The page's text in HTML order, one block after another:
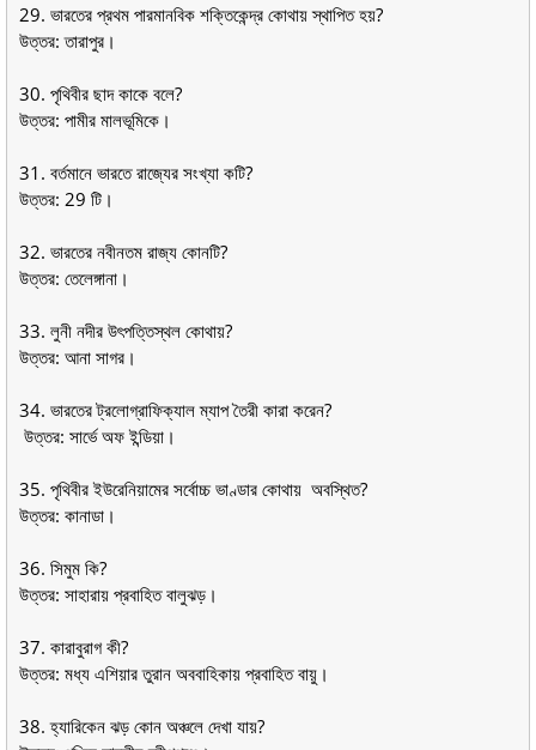
29. ভারতের প্রথম পারমানবিক শক্তিকেন্দ্র কোথায় স্থাপিত হয়?
উত্তর: তারাপুর।
30. পৃথিবীর ছাদ কাকে বলে?
উত্তর: পামীর মালভূমিকে।
31. বর্তমানে ভারতে রাজ্যের সংখ্যা কটি?
উত্তর: 29 টি।
32. ভারতের নবীনতম রাজ্য কোনটি?
উত্তর: তেলেঙ্গানা।
33. লুনী নদীর উৎপত্তিস্থল কোথায়?
উত্তর: আনা সাগর।
34. ভারতের ট্রলােগ্রাফিক্যাল ম্যাপ তৈরী কারা করেন?
উত্তর: সার্ভে অফ ইন্ডিয়া।
35. পৃথিবীর ইউরেনিয়ামের সর্বোচ্চ ভাণ্ডার কোথায় অবস্থিত?
উত্তর: কানাডা।
36. সিমুম কি?
উত্তর: সাহারায় প্রবাহিত বালুঝড়।
37. কারাবুরাগ কী?
উত্তর: মধ্য এশিয়ার তুরান অববাহিকায় প্রবাহিত বায়ু।
38. হ্যারিকেন ঝড় কোন অঞ্চলে দেখা যায়?